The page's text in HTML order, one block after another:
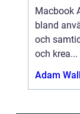
Macbook
bland
och
och krea...
Adam